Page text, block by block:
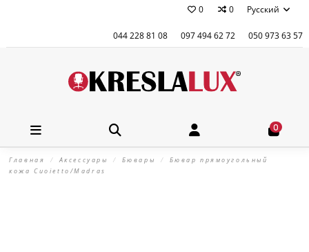
0 0 Русский
044 228 81 08 097 494 62 72 050 973 63 57
0
Главная Аксессуары Бювары
Бювар прямоугольный
кожа Cuoietto/Madras